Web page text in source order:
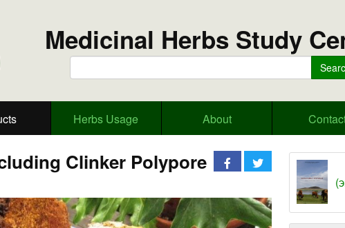
Medicinal Herbs Study
Herbs Usage About
Clinker Polypore